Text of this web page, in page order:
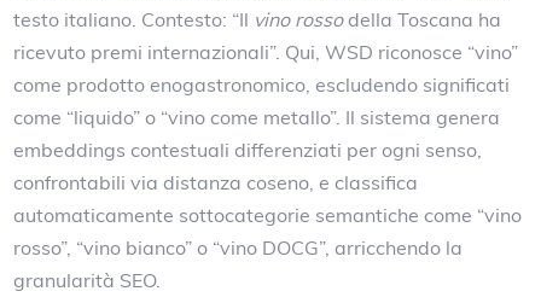
testo italiano. Contesto: “Il vino rossodella Toscana ha
ricevuto premi internazionali”. Qui, WSD riconosce “vino”
come prodotto enogastronomico, escludendo significati
come “liquido” o “vino come metallo”. Il sistema genera
embeddings contestuali differenziati per ogni senso,
confrontabili via distanza coseno, e classifica
automaticamente sottocategorie semantiche come “vino
rosso”, “vino bianco” o “vino DOCG”, arricchendo la
granularità SEO.